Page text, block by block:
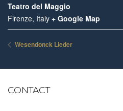
Teatro del Maggio
Firenze, Italy + Google Map
Wesendonck Lieder
CONTACT